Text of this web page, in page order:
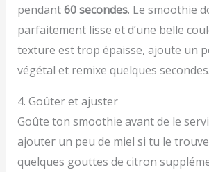
pendant60 secondes. Le smoothie
parfaitement lisse et d’une belle
texture est trop épaisse, ajoute un
végétal et remixe quelques secondes.
4. Goûter et ajuster
Goûte ton smoothie avant de le
ajouter un peu de miel si tu le
quelques gouttes de citron